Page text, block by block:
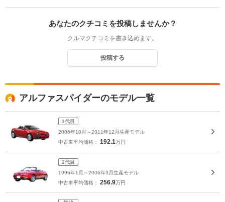
あなたのクチコミを投稿しませんか？
クルマクチコミを書き込めます。
投稿する
アルファスパイダーのモデル一覧
3代目
2006年10月～2011年12月生産モデル
中古車平均価格： 192.1万円
2代目
1996年1月～2006年9月生産モデル
中古車平均価格： 256.9万円